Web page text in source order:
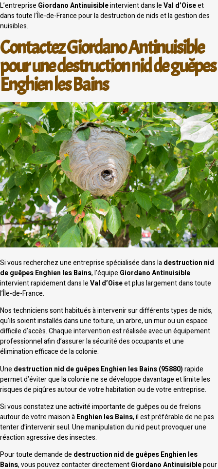
L’entreprise Giordano Antinuisibleintervient dans leVal d’Oiseet
dans toute l’Île-de-France pour la destruction de nids et la gestion des
nuisibles.
Contactez Giordano Antinuisible
pour une destruction nid de guêpes
Enghien les Bains
Si vous recherchez une entreprise spécialisée dans ladestruction nid
de guêpes Enghien les Bains, l’équipe Giordano Antinuisible
intervient rapidement dans leVal d’Oiseet plus largement dans toute
l’Île-de-France.
Nos techniciens sont habitués à intervenir sur différents types de nids,
qu’ils soient installés dans une toiture, un arbre, un mur ou un espace
difficile d’accès. Chaque intervention est réalisée avec un équipement
professionnel afin d’assurer la sécurité des occupants et une
élimination efficace de la colonie.
Une destruction nid de guêpes Enghien les Bains (95880)rapide
permet d’éviter que la colonie ne se développe davantage et limite les
risques de piqûres autour de votre habitation ou de votre entreprise.
Si vous constatez une activité importante de guêpes ou de frelons
autour de votre maison àEnghien les Bains, il est préférable de ne pas
tenter d’intervenir seul. Une manipulation du nid peut provoquer une
réaction agressive des insectes.
Pour toute demande de destruction nid de guêpes Enghien les
Bains, vous pouvez contacter directementGiordano Antinuisiblepour